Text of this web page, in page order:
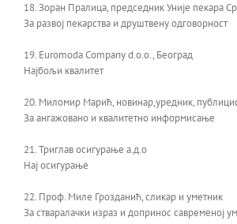
18. Зоран Пралица, председник Уније пекара
За развој пекарства и друштвену одговорност
19. Euromoda Company d.o.o., Београд
Најбољи квалитет
20. Миломир Марић, новинар,уредник,
За ангажовано и квалитетно информисање
21. Триглав осигурање а.д.о
Нај осигурање
22. Проф. Миле Грозданић, сликар и уметник
За стваралачки израз и допринос савременој